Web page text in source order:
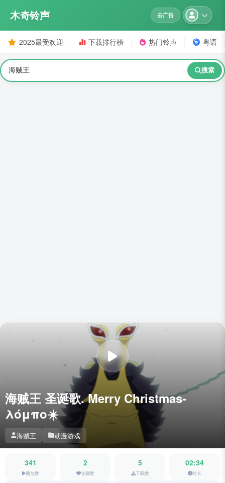
木奇铃声 去广告
2025最受欢迎 下载排行榜 热门铃声 粤语
搜索
海贼王 圣诞歌. Merry Christmas-
λόμπο☀️
海贼王 动漫游戏
341
播放数
2
收藏数
5
下载数
02:34
时长